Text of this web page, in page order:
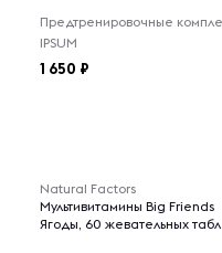
IPSUM
1 650
Natural Factors
Мультивитамины Big Friends
Ягоды, 60 жевательных табл